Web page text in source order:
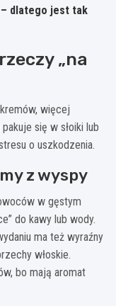
– dlatego jest tak
„na
więcej
się w słoiki lub
o uszkodzenia.
z wyspy
w gęstym
do kawy lub wody.
ma też wyraźny
włoskie.
bo mają aromat